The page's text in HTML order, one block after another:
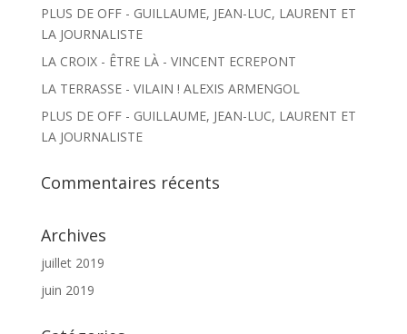
PLUS DE OFF - GUILLAUME, JEAN-LUC, LAURENT ET
LA JOURNALISTE
LA CROIX - ÊTRE LÀ - VINCENT ECREPONT
LA TERRASSE - VILAIN ! ALEXIS ARMENGOL
PLUS DE OFF - GUILLAUME, JEAN-LUC, LAURENT ET
LA JOURNALISTE
Commentaires récents
Archives
juillet 2019
juin 2019